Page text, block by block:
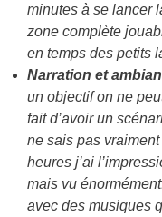
minutes à se lancer
zone complète
en temps des petits
Narration et
un objectif on ne
fait d’avoir un
ne sais pas
heures j’ai
mais vu
avec des musiques